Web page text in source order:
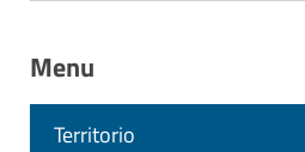
Menu
Territorio